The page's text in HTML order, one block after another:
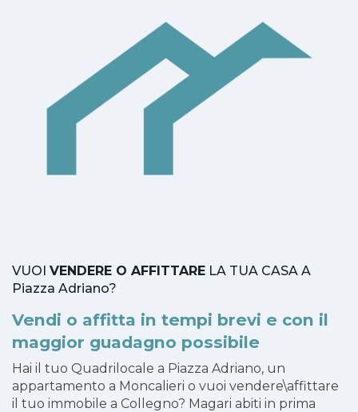
VUOI VENDERE O AFFITTARE LA TUA CASA A
Piazza Adriano?
Vendi o affitta in tempi brevi e con il
maggior guadagno possibile
Hai il tuo Quadrilocale a Piazza Adriano, un
appartamento a Moncalieri o vuoi vendere\affittare
il tuo immobile a Collegno? Magari abiti in prima